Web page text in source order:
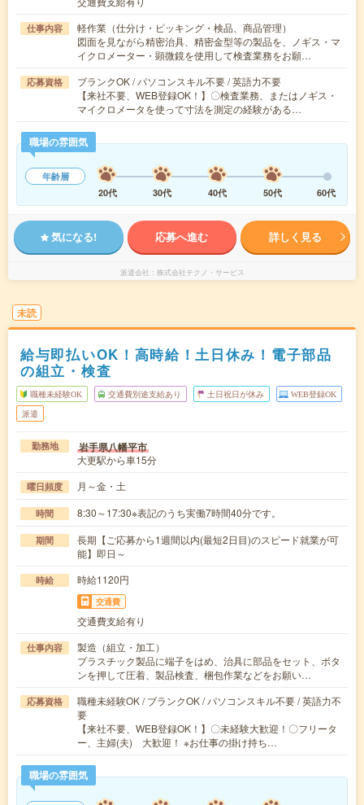
仕事内容
軽作業（仕分け・ピッキング・検品、商品管理）
図面を見ながら精密治具、精密金型等の製品を、ノギス・マ
イクロメーター・顕微鏡を使用して検査業務をお願…
応募資格
ブランクOK / パソコンスキル不要 / 英語力不要
【来社不要、WEB登録OK！】〇検査業務、またはノギス・
マイクロメータを使って寸法を測定の経験がある…
職場の雰囲気
年齢層
20代
30代 40代 50代 60代
気になる! 応募へ進む 詳しく見る
派遣会社 株式会社テクノ・サービス
未読
給与即払いOK！高時給！土日休み！電子部品
の組立・検査
職種未経験OK 交通費別途支給あり 土日祝日が休み WEB登録OK
派遣
勤務地 岩手県八幡平市
大更駅から車15分
曜日頻度 月～金・土
時間 8:30～17:30※表記のうち実働7時間40分です。
期間
長期【ご応募から1週間以内(最短2日目)のスピード就業が可
能】即日～
時給 時給1120円
交通費
交通費支給有り
仕事内容
製造（組立・加工）
プラスチック製品に端子をはめ、治具に部品をセット、ボタ
ンを押して圧着、製品検査、梱包作業などをお願い…
応募資格
職種未経験OK / ブランクOK / パソコンスキル不要 / 英語力不
要
【来社不要、WEB登録OK！】〇未経験大歓迎！〇フリータ
ー、主婦(夫) 大歓迎！ ※お仕事の掛け持ち…
職場の雰囲気